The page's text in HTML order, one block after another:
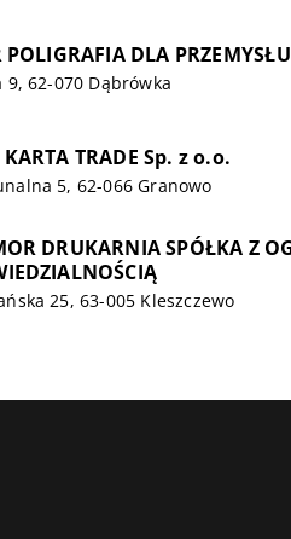
POLIGRAFIA DLA
9, 62-070 Dąbrówka
KARTA TRADE Sp. z o.o.
5, 62-066 Granowo
DRUKARNIA SPÓŁKA Z
25, 63-005 Kleszczewo